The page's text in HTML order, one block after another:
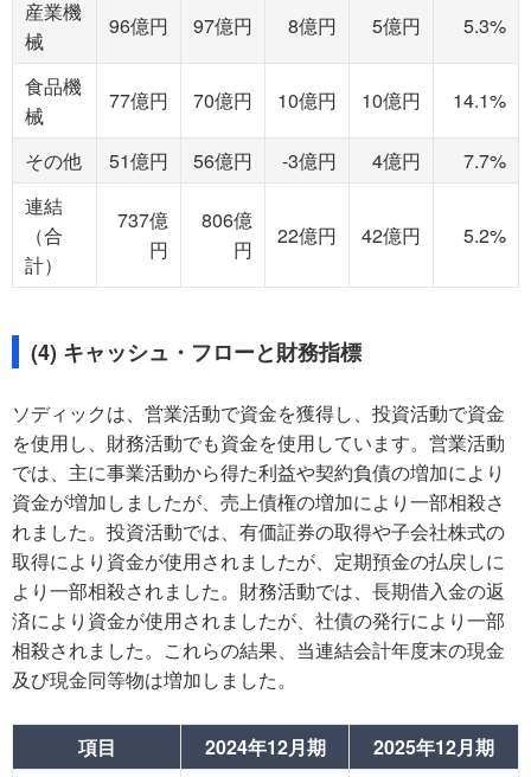
産業機
械
96億円 97億円 8億円 5億円 5.3%
食品機
械
77億円 70億円 10億円 10億円 14.1%
その他 51億円 56億円 -3億円 4億円
7.7%
連結
（合
計）
737億
円
806億
円
22億円 42億円 5.2%
(4) キャッシュ・フローと財務指標
ソディックは、営業活動で資金を獲得し、投資活動で資金
を使用し、財務活動でも資金を使用しています。営業活動
では、主に事業活動から得た利益や契約負債の増加により
資金が増加しましたが、売上債権の増加により一部相殺さ
れました。投資活動では、有価証券の取得や子会社株式の
取得により資金が使用されましたが、定期預金の払戻しに
より一部相殺されました。財務活動では、長期借入金の返
済により資金が使用されましたが、社債の発行により一部
相殺されました。これらの結果、当連結会計年度末の現金
及び現金同等物は増加しました。
項目 2024年12月期
2025年12月期